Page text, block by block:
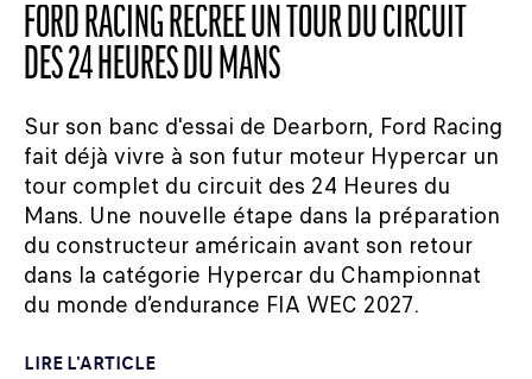
FORD RACING RECRÉE UN TOUR DU CIRCUIT
DES 24 HEURES DU MANS
Sur son banc d'essai de Dearborn, Ford Racing
fait déjà vivre à son futur moteur Hypercar un
tour complet du circuit des 24 Heures du
Mans. Une nouvelle étape dans la préparation
du constructeur américain avant son retour
dans la catégorie Hypercar du Championnat
du monde d’endurance FIA WEC 2027.
LIRE L'ARTICLE